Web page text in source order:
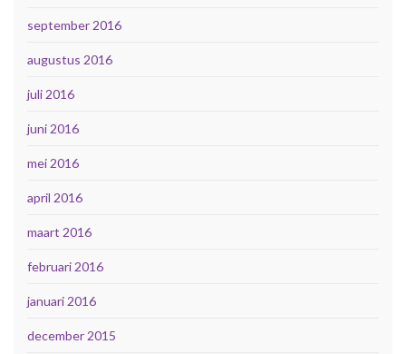
september 2016
augustus 2016
juli 2016
juni 2016
mei 2016
april 2016
maart 2016
februari 2016
januari 2016
december 2015